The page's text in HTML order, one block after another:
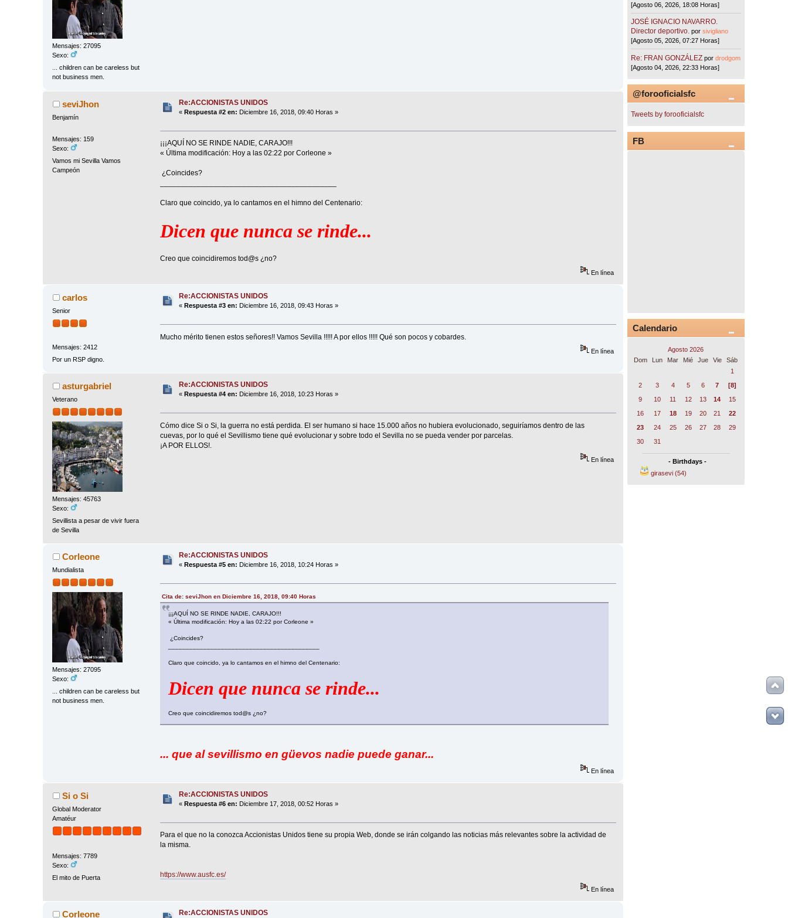
Mensajes: 27095
Sexo:
... children can be careless but
not business men.
seviJhon
Benjamín
Mensajes: 159
Sexo:
Vamos mi Sevilla Vamos
Campeón
Re:ACCIONISTAS UNIDOS
«Respuesta #2 en: Diciembre 16, 2018, 09:40 Horas »
¡¡¡AQUÍ NO SE RINDE NADIE, CARAJO!!!
« Última modificación: Hoy a las 02:22 por Corleone »
¿Coincides?
Claro que coincido, ya lo cantamos en el himno del Centenario:
Dicen que nunca se rinde...
Creo que coincidiremos tod@s ¿no?
En línea
carlos
Senior
Mensajes: 2412
Por un RSP digno.
Re:ACCIONISTAS UNIDOS
« Respuesta #3 en: Diciembre 16, 2018, 09:43 Horas »
Mucho mérito tienen estos señores!! Vamos Sevilla !!!!! A por ellos !!!!! Qué son pocos y cobardes.
En línea
asturgabriel
Veterano
Mensajes: 45763
Sexo:
Sevillista a pesar de vivir fuera
de Sevilla
Re:ACCIONISTAS UNIDOS
« Respuesta #4 en: Diciembre 16, 2018, 10:23 Horas »
Cómo dice Si o Si, la guerra no está perdida. El ser humano si hace 15.000 años no hubiera evolucionado, seguiríamos dentro de las
cuevas, por lo qué el Sevillismo tiene qué evolucionar y sobre todo el Sevilla no se pueda vender por parcelas.
¡A POR ELLOS!.
En línea
Corleone
Mundialista
Mensajes: 27095
Sexo:
... children can be careless but
not business men.
Re:ACCIONISTAS UNIDOS
« Respuesta #5 en: Diciembre 16, 2018, 10:24 Horas »
Cita de: seviJhon en Diciembre 16, 2018, 09:40 Horas
¡¡¡AQUÍ NO SE RINDE NADIE, CARAJO!!!
« Última modificación: Hoy a las 02:22 por Corleone »
¿Coincides?
Claro que coincido, ya lo cantamos en el himno del Centenario:
Dicen que nunca se rinde...
Creo que coincidiremos tod@s ¿no?
... que al sevillismo en güevos nadie puede ganar...
En línea
Si o Si
Global Moderator
Amatéur
Mensajes: 7789
Sexo:
El mito de Puerta
Re:ACCIONISTAS UNIDOS
«Respuesta #6 en: Diciembre 17, 2018, 00:52 Horas »
Para el que no la conozca Accionistas Unidos tiene su propia Web, donde se irán colgando las noticias más relevantes sobre la actividad de
la misma.
https://www.ausfc.es/
En línea
Corleone Re:ACCIONISTAS UNIDOS
[Agosto 06, 2026, 18:08 Horas]
JOSÉ IGNACIO NAVARRO.
Director deportivo. porsivigliano
[Agosto 05, 2026, 07:27 Horas]
Re: FRAN GONZÁLEZ pordrodgom
[Agosto 04, 2026, 22:33 Horas]
@forooficialsfc
Tweets by forooficialsfc
FB
Calendario
Agosto 2026
Dom
Lun Mar Mié Jue Vie
Sáb
1
2
3 4 5 6 7
[8]
9
10 11 12 13 14
15
16
17 18 19 20 21
22
23
24 25 26 27 28
29
30
31
- Birthdays -
girasevi (54)